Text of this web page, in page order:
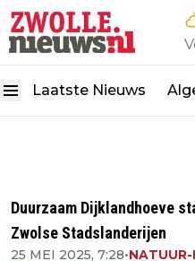
Laatste Nieuws
Duurzaam Dijklandhoeve
Zwolse Stadslanderijen
25 MEI 2025, 7:28•NATUUR-